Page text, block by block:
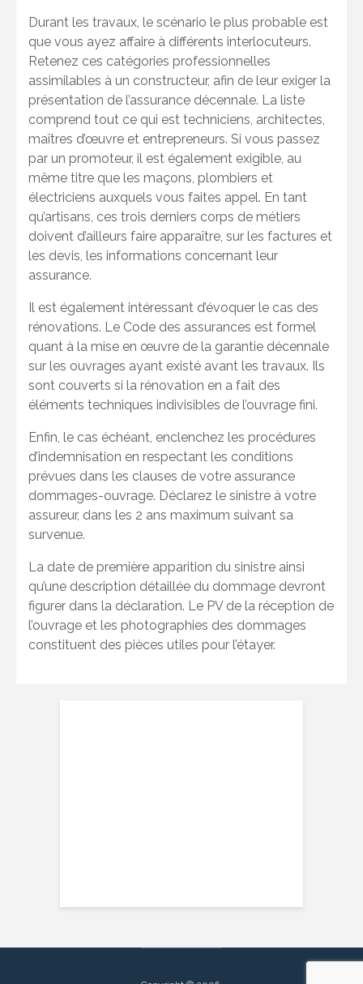
Durant les travaux, le scénario le plus probable est
que vous ayez affaire à différents interlocuteurs.
Retenez ces catégories professionnelles
assimilables à un constructeur, afin de leur exiger la
présentation de l’assurance décennale. La liste
comprend tout ce qui est techniciens, architectes,
maîtres d’œuvre et entrepreneurs. Si vous passez
par un promoteur, il est également exigible, au
même titre que les maçons, plombiers et
électriciens auxquels vous faites appel. En tant
qu’artisans, ces trois derniers corps de métiers
doivent d’ailleurs faire apparaître, sur les factures et
les devis, les informations concernant leur
assurance.
Il est également intéressant d’évoquer le cas des
rénovations. Le Code des assurances est formel
quant à la mise en œuvre de la garantie décennale
sur les ouvrages ayant existé avant les travaux. Ils
sont couverts si la rénovation en a fait des
éléments techniques indivisibles de l’ouvrage fini.
Enfin, le cas échéant, enclenchez les procédures
d’indemnisation en respectant les conditions
prévues dans les clauses de votre assurance
dommages-ouvrage. Déclarez le sinistre à votre
assureur, dans les 2 ans maximum suivant sa
survenue.
La date de première apparition du sinistre ainsi
qu’une description détaillée du dommage devront
figurer dans la déclaration. Le PV de la réception de
l’ouvrage et les photographies des dommages
constituent des pièces utiles pour l’étayer.